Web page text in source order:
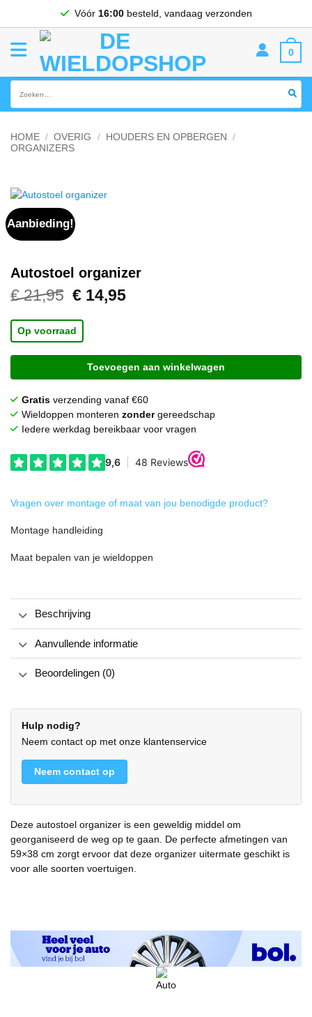
Vóór 16:00besteld, vandaag verzonden
0
HOME / OVERIG / HOUDERS EN OPBERGEN /
ORGANIZERS
Aanbieding!
Autostoel organizer
€21,95 Oorspronkelijke
prijs
was:
€ 21,95.
€ 14,95
Op voorraad
Toevoegen aan winkelwagen
Gratis verzending vanaf €60
Wieldoppen monteren zondergereedschap
Iedere werkdag bereikbaar voor vragen
Vragen over montage of maat van jou benodigde product?
Montage handleiding
Maat bepalen van je wieldoppen
Beschrijving
Aanvullende informatie
Beoordelingen (0)
Hulp nodig?
Neem contact op met onze klantenservice
Neem contact op
Deze autostoel organizer is een geweldig middel om
georganiseerd de weg op te gaan. De perfecte afmetingen van
59×38 cm zorgt ervoor dat deze organizer uitermate geschikt is
voor alle soorten voertuigen.